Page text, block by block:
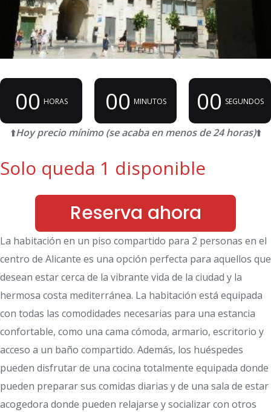
00 HORAS 00 MINUTOS 00 SEGUNDOS
⬆️Hoy precio mínimo (se acaba en menos de 24 horas)⬆️
Solo queda 1 disponible
Reserva ahora
La habitación en un piso compartido para 2 personas en el
centro de Alicante es una opción perfecta para aquellos que
desean estar cerca de la vibrante vida de la ciudad y la
hermosa costa mediterránea. La habitación está equipada
con todas las comodidades necesarias para una estancia
confortable, como una cama cómoda, armario, escritorio y
acceso a un baño compartido. Además, los huéspedes
pueden disfrutar de una cocina totalmente equipada donde
pueden preparar sus comidas diarias y de una sala de estar
acogedora donde pueden relajarse y socializar con otros